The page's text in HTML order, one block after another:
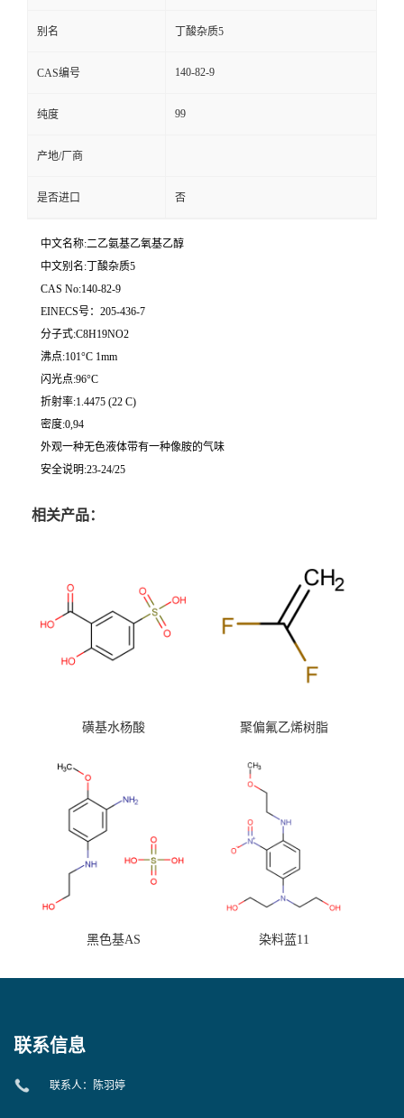
别名 丁酸杂质5
CAS编号 140-82-9
纯度 99
产地/厂商
是否进口 否
中文名称:二乙氨基乙氧基乙醇
中文别名:丁酸杂质5
CAS No:140-82-9
EINECS号：205-436-7
分子式:C8H19NO2
沸点:101°C 1mm
闪光点:96°C
折射率:1.4475 (22 C)
密度:0,94
外观一种无色液体带有一种像胺的气味
安全说明:23-24/25
相关产品：
磺基水杨酸 聚偏氟乙烯树脂
黑色基AS 染料蓝11
联系信息
联系人：陈羽婷